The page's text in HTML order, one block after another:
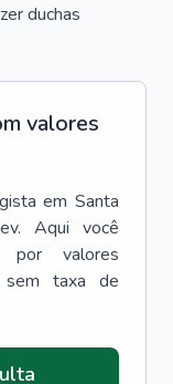
duchas
valores
em Santa
Aqui você
por valores
sem taxa de